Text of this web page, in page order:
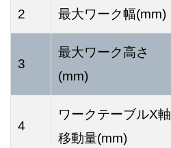
2 最大ワーク幅(mm)
3
最大ワーク高さ
(mm)
4
ワークテーブルX軸
移動量(mm)